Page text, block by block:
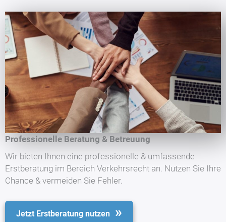
Professionelle Beratung & Betreuung
Wir bieten Ihnen eine professionelle & umfassende
Erstberatung im Bereich Verkehrsrecht an. Nutzen Sie Ihre
Chance & vermeiden Sie Fehler.
Jetzt Erstberatung nutzen